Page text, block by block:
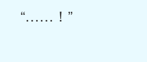
“……！”